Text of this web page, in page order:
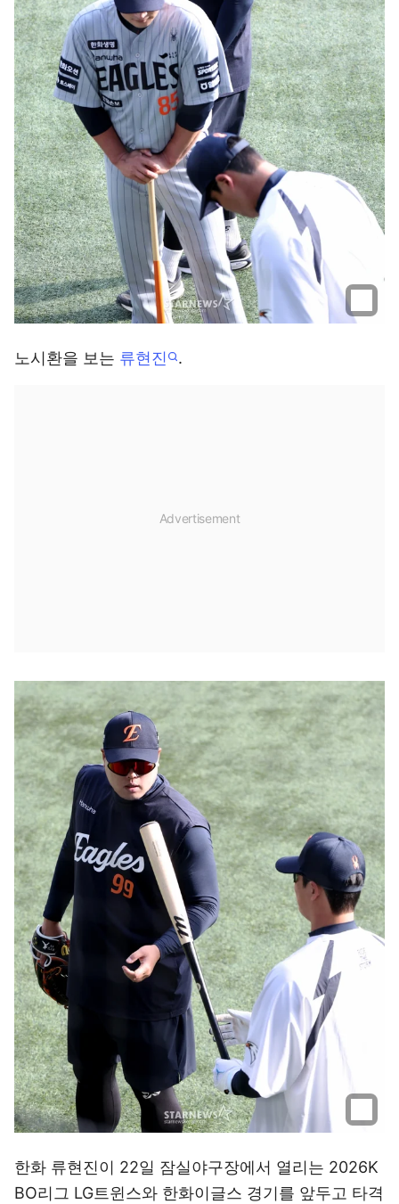
노시환을 보는 류현진 .
한화 류현진이 22일 잠실야구장에서 열리는 2026K
BO리그 LG트윈스와 한화이글스 경기를 앞두고 타격